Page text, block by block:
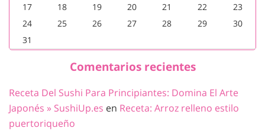
17
18 19 20 21 22
23
24
25 26 27 28 29
30
31
Comentarios recientes
Receta Del Sushi Para Principiantes: Domina El Arte
Japonés » SushiUp.es en Receta: Arroz relleno estilo
puertoriqueño